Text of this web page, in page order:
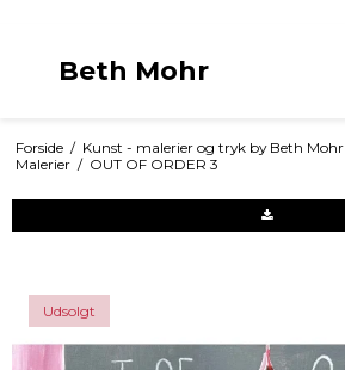
Beth Mohr
Forside / Kunst - malerier og tryk by Beth Mohr
Malerier / OUT OF ORDER 3
Udsolgt